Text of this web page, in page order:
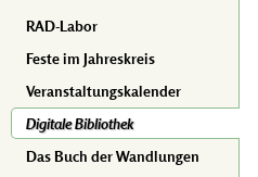
RAD-Labor
Feste im Jahreskreis
Veranstaltungskalender
Digitale Bibliothek
Das Buch der Wandlungen